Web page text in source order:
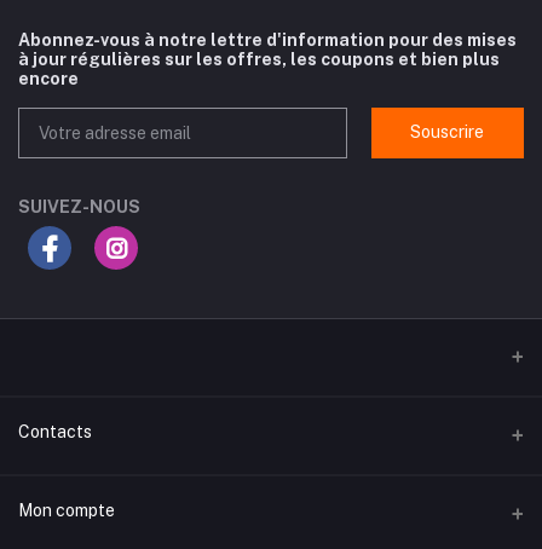
Abonnez-vous à notre lettre d'information pour des mises
à jour régulières sur les offres, les coupons et bien plus
encore
Souscrire
SUIVEZ-NOUS
Contacts
Adresse
Mon compte